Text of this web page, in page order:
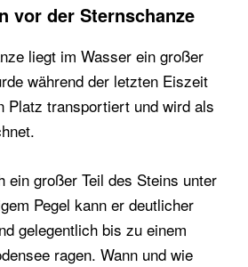
vor der Sternschanze
liegt im Wasser ein großer
während der letzten Eiszeit
Platz transportiert und wird als
ein großer Teil des Steins unter
Pegel kann er deutlicher
gelegentlich bis zu einem
ragen. Wann und wie